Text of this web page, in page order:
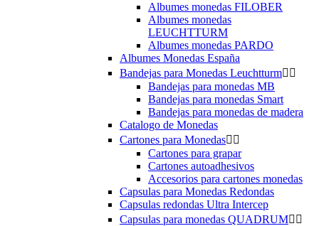
Albumes monedas FILOBER
Albumes monedas
LEUCHTTURM
Albumes monedas PARDO
Albumes Monedas España
Bandejas para Monedas Leuchtturm 
Bandejas para monedas MB
Bandejas para monedas Smart
Bandejas para monedas de madera
Catalogo de Monedas
Cartones para Monedas 
Cartones para grapar
Cartones autoadhesivos
Accesorios para cartones monedas
Capsulas para Monedas Redondas
Capsulas redondas Ultra Intercep
Capsulas para monedas QUADRUM 